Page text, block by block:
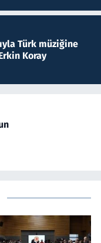
Türk müziğine
Koray